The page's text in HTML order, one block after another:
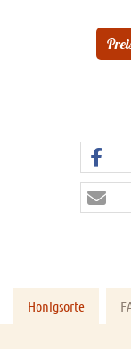
Honigsorte